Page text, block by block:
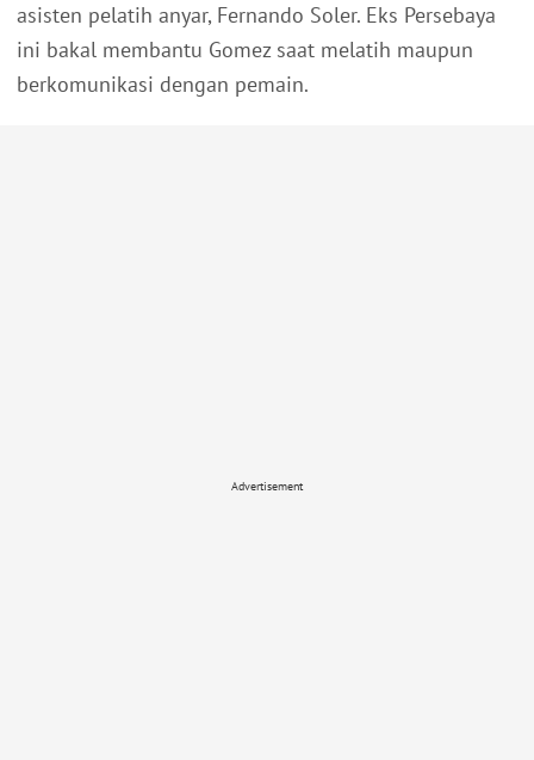
asisten pelatih anyar, Fernando Soler. Eks Persebaya
ini bakal membantu Gomez saat melatih maupun
berkomunikasi dengan pemain.
Advertisement